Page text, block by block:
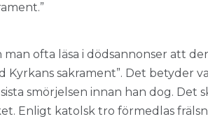
man ofta läsa i dödsannonser att
Kyrkans sakrament”. Det betyder
smörjelsen innan han dog. Det
Enligt katolsk tro förmedlas